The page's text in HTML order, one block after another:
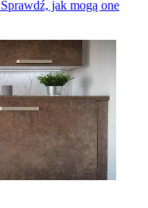
jak mogą one